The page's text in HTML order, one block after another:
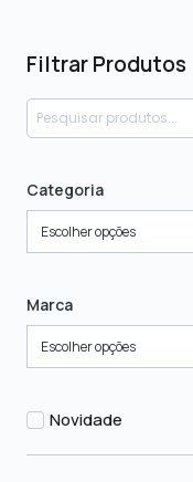
Filtrar Produtos
Categoria
Escolher opções
Marca
Escolher opções
Novidade